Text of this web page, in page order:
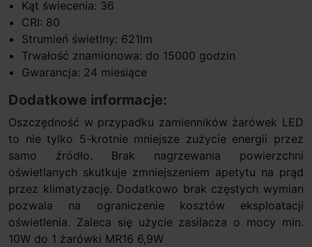
Kąt świecenia: 36
CRI: 80
Strumień świetlny: 621lm
Trwałość znamionowa: do 15000 godzin
Gwarancja: 24 miesiące
Dodatkowe informacje:
Oszczędność w przypadku zamienników żarówek LED
to nie tylko 5-krotnie mniejsze zużycie energii przez
samo źródło. Brak nagrzewania powierzchni
oświetlanych skutkuje zmniejszeniem apetytu na prąd
przez klimatyzację. Dodatkowo brak częstych wymian
pozwala na ograniczenie kosztów eksploatacji
oświetlenia. Zaleca się użycie zasilacza o mocy min.
10W do 1 żarówki MR16 6,9W